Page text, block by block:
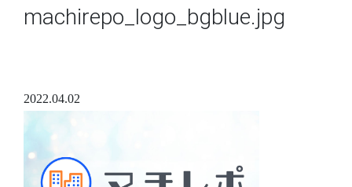
machirepo_logo_bgblue.jpg
2022.04.02